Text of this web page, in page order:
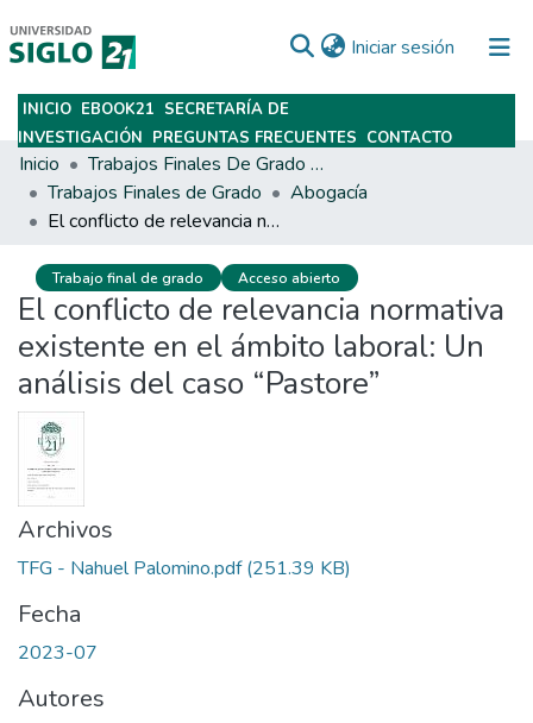
Iniciar sesión (current)
Subir
INICIO EBOOK21 SECRETARÍA DE
INVESTIGACIÓN PREGUNTAS FRECUENTES CONTACTO
Inicio
Trabajos Finales De Grado Y Posgrado
Trabajos Finales de Grado
Abogacía
El conflicto de relevancia normativa existente en el ámbito laboral: Un análisis del caso “Pastore”
Trabajo final de grado Acceso abierto
El conflicto de relevancia normativa
existente en el ámbito laboral: Un
análisis del caso “Pastore”
Archivos
TFG - Nahuel Palomino.pdf(251.39 KB)
Fecha
2023-07
Autores